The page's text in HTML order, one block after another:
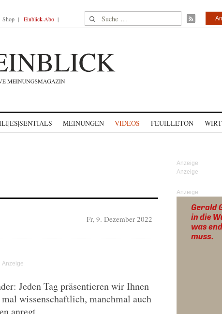
Shop Einblick-Abo Suche nach:
MEINUNGEN VIDEOS FEUILLETON
Fr, 9. Dezember 2022
Jeden Tag präsentieren wir Ihnen
wissenschaftlich, manchmal auch
anregt.
Anzeige